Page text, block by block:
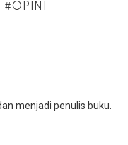
OPINI
menjadi penulis buku.